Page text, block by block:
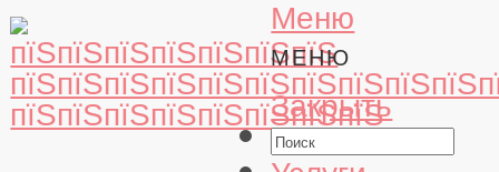
Меню
МЕНЮ
Закрыть